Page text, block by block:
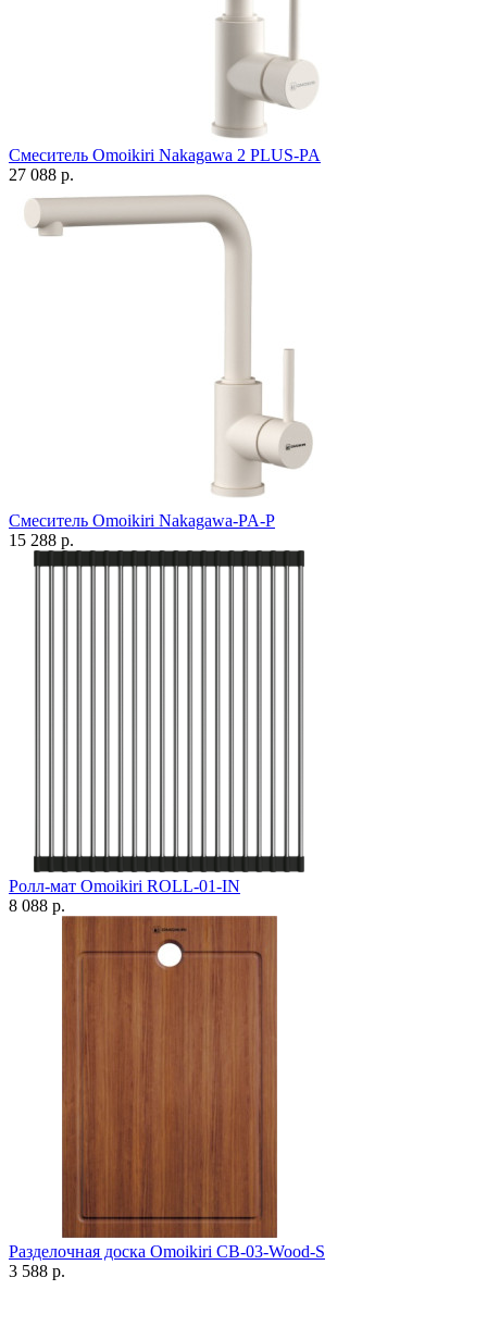
Смеситель Omoikiri Nakagawa 2 PLUS-PA
27 088 р.
Смеситель Omoikiri Nakagawa-PA-P
15 288 р.
Ролл-мат Omoikiri ROLL-01-IN
8 088 р.
Разделочная доска Omoikiri CB-03-Wood-S
3 588 р.